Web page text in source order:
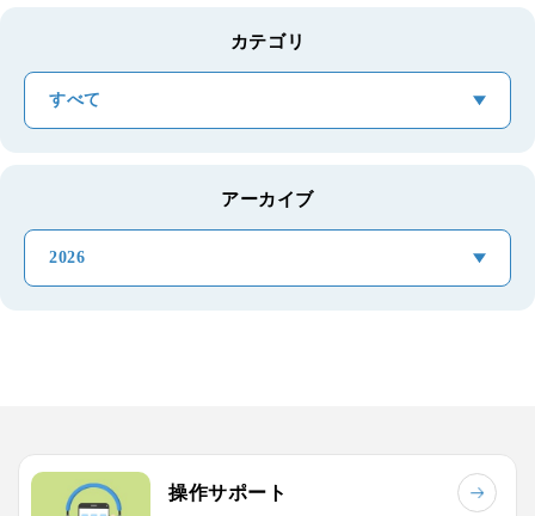
カテゴリ
すべて
アーカイブ
2026
操作サポート